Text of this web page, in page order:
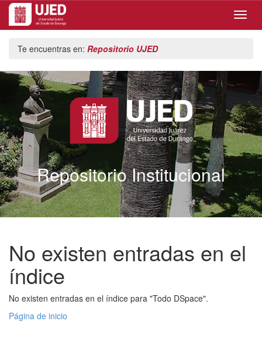
navigation
Te encuentras en: Repositorio UJED
Repositorio Institucional
No existen entradas en el
índice
No existen entradas en el índice para "Todo DSpace".
Página de inicio